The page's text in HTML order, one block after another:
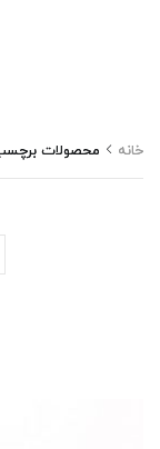
خانه محصولات